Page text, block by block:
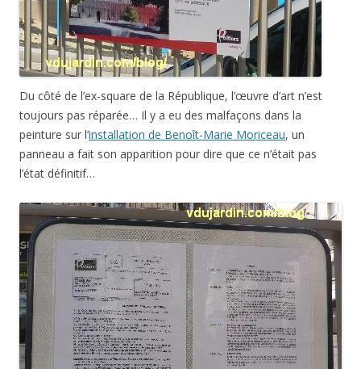
Du côté de l’ex-square de la République, l’œuvre d’art n’est
toujours pas réparée… Il y a eu des malfaçons dans la
peinture sur l’installation de Benoît-Marie Moriceau, un
panneau a fait son apparition pour dire que ce n’était pas
l’état définitif…